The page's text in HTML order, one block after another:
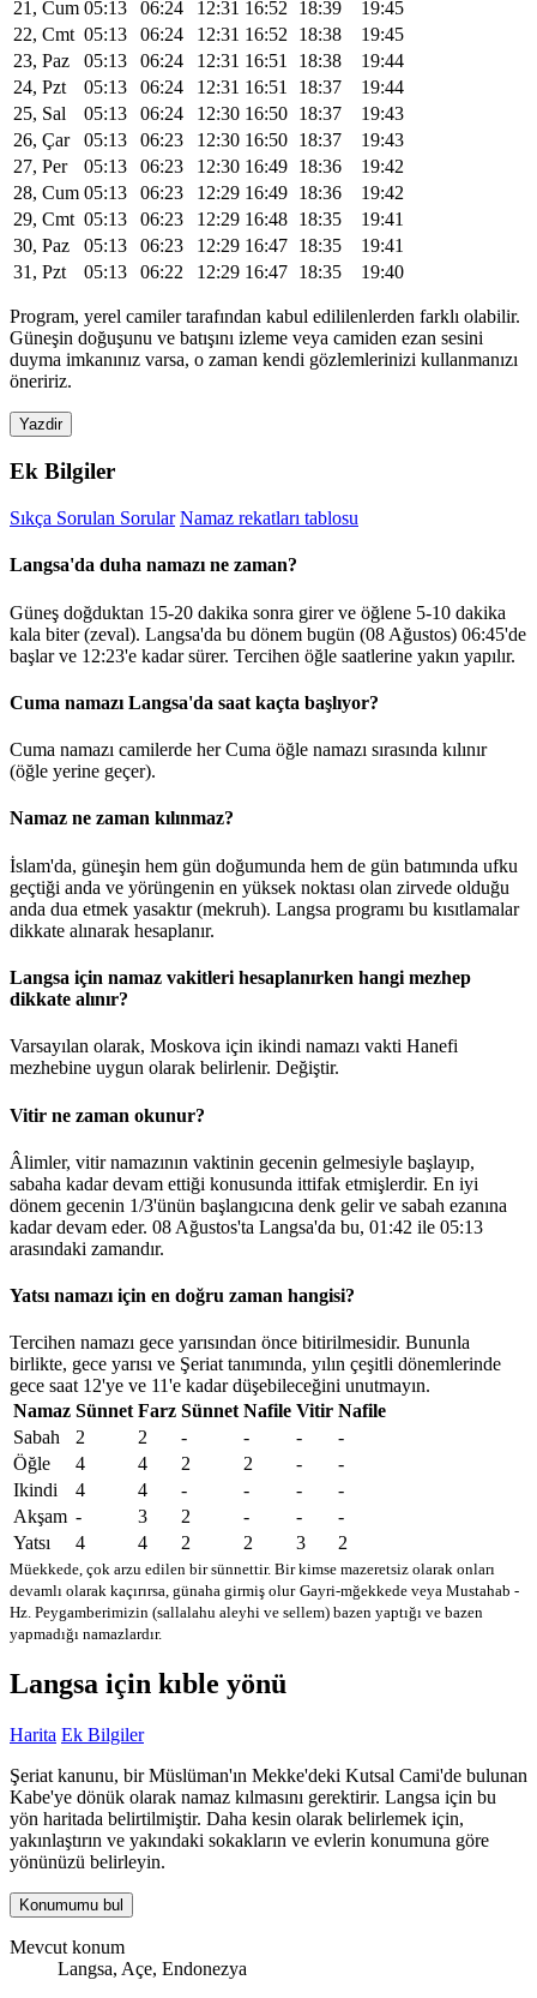
21, Cum 05:13 06:24 12:31 16:52 18:39
19:45
22, Cmt 05:13 06:24 12:31 16:52 18:38
19:45
23, Paz
05:13 06:24 12:31 16:51 18:38
19:44
24, Pzt
05:13 06:24 12:31 16:51 18:37
19:44
25, Sal
05:13 06:24 12:30 16:50 18:37
19:43
26, Çar
05:13 06:23 12:30 16:50 18:37
19:43
27, Per
05:13 06:23 12:30 16:49 18:36
19:42
28, Cum 05:13 06:23 12:29 16:49 18:36
19:42
29, Cmt 05:13 06:23 12:29 16:48 18:35
19:41
30, Paz
05:13 06:23 12:29 16:47 18:35
19:41
31, Pzt
05:13 06:22 12:29 16:47 18:35 19:40
Program, yerel camiler tarafından kabul edililenlerden farklı olabilir.
Güneşin doğuşunu ve batışını izleme veya camiden ezan sesini
duyma imkanınız varsa, o zaman kendi gözlemlerinizi kullanmanızı
öneririz.
Yazdir
Ek Bilgiler
Sıkça Sorulan Sorular Namaz rekatları tablosu
Langsa'da duha namazı ne zaman?
Güneş doğduktan 15-20 dakika sonra girer ve öğlene 5-10 dakika
kala biter (zeval). Langsa'da bu dönem bugün (08 Ağustos) 06:45'de
başlar ve 12:23'e kadar sürer. Tercihen öğle saatlerine yakın yapılır.
Cuma namazı Langsa'da saat kaçta başlıyor?
Cuma namazı camilerde her Cuma öğle namazı sırasında kılınır
(öğle yerine geçer).
Namaz ne zaman kılınmaz?
İslam'da, güneşin hem gün doğumunda hem de gün batımında ufku
geçtiği anda ve yörüngenin en yüksek noktası olan zirvede olduğu
anda dua etmek yasaktır (mekruh). Langsa programı bu kısıtlamalar
dikkate alınarak hesaplanır.
Langsa için namaz vakitleri hesaplanırken hangi mezhep
dikkate alınır?
Varsayılan olarak, Moskova için ikindi namazı vakti Hanefi
mezhebine uygun olarak belirlenir. Değiştir.
Vitir ne zaman okunur?
Âlimler, vitir namazının vaktinin gecenin gelmesiyle başlayıp,
sabaha kadar devam ettiği konusunda ittifak etmişlerdir. En iyi
dönem gecenin 1/3'ünün başlangıcına denk gelir ve sabah ezanına
kadar devam eder. 08 Ağustos'ta Langsa'da bu, 01:42 ile 05:13
arasındaki zamandır.
Yatsı namazı için en doğru zaman hangisi?
Tercihen namazı gece yarısından önce bitirilmesidir. Bununla
birlikte, gece yarısı ve Şeriat tanımında, yılın çeşitli dönemlerinde
gece saat 12'ye ve 11'e kadar düşebileceğini unutmayın.
Namaz Sünnet Farz Sünnet Nafile Vitir Nafile
Sabah
2 2 - - -
-
Öğle
4 4 2 2 -
-
Ikindi
4 4 - - -
-
Akşam - 3 2 - -
-
Yatsı
4 4 2 2 3 2
Müekkede, çok arzu edilen bir sünnettir. Bir kimse mazeretsiz olarak onları
devamlı olarak kaçırırsa, günaha girmiş olur Gayri-mğekkede veya Mustahab -
Hz. Peygamberimizin (sallalahu aleyhi ve sellem) bazen yaptığı ve bazen
yapmadığı namazlardır.
Langsa için kıble yönü
Harita Ek Bilgiler
Şeriat kanunu, bir Müslüman'ın Mekke'deki Kutsal Cami'de bulunan
Kabe'ye dönük olarak namaz kılmasını gerektirir. Langsa için bu
yön haritada belirtilmiştir. Daha kesin olarak belirlemek için,
yakınlaştırın ve yakındaki sokakların ve evlerin konumuna göre
yönünüzü belirleyin.
Konumumu bul
Mevcut konum
Langsa, Açe, Endonezya